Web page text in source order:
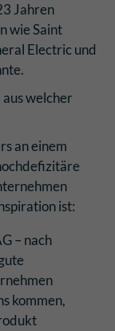
Jahren
wie Saint
Electric und
welcher
an einem
ist:
– nach
kommen,